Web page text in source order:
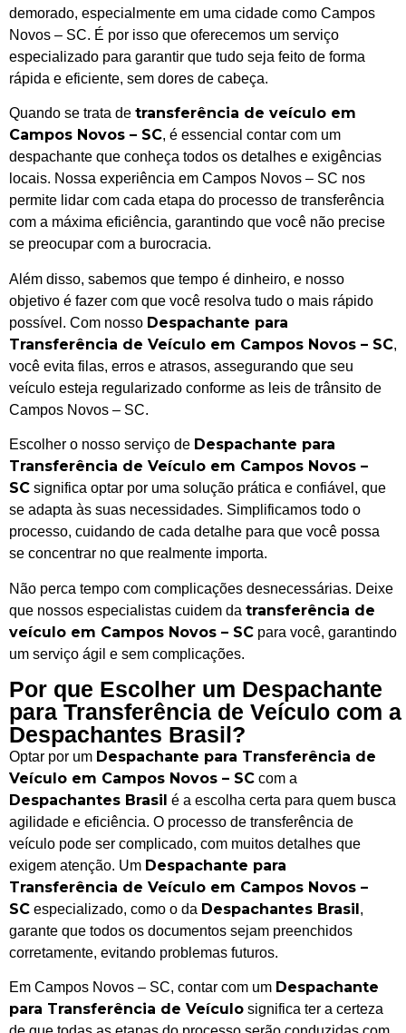
demorado, especialmente em uma cidade como Campos
Novos – SC. É por isso que oferecemos um serviço
especializado para garantir que tudo seja feito de forma
rápida e eficiente, sem dores de cabeça.
Quando se trata de transferência de veículo em
Campos Novos – SC, é essencial contar com um
despachante que conheça todos os detalhes e exigências
locais. Nossa experiência em Campos Novos – SC nos
permite lidar com cada etapa do processo de transferência
com a máxima eficiência, garantindo que você não precise
se preocupar com a burocracia.
Além disso, sabemos que tempo é dinheiro, e nosso
objetivo é fazer com que você resolva tudo o mais rápido
possível. Com nosso Despachante para
Transferência de Veículo em Campos Novos – SC,
você evita filas, erros e atrasos, assegurando que seu
veículo esteja regularizado conforme as leis de trânsito de
Campos Novos – SC.
Escolher o nosso serviço de Despachante para
Transferência de Veículo em Campos Novos –
SC significa optar por uma solução prática e confiável, que
se adapta às suas necessidades. Simplificamos todo o
processo, cuidando de cada detalhe para que você possa
se concentrar no que realmente importa.
Não perca tempo com complicações desnecessárias. Deixe
que nossos especialistas cuidem da transferência de
veículo em Campos Novos – SC para você, garantindo
um serviço ágil e sem complicações.
Por que Escolher um Despachante
para Transferência de Veículo com a
Despachantes Brasil?
Optar por um Despachante para Transferência de
Veículo em Campos Novos – SC com a
Despachantes Brasil é a escolha certa para quem busca
agilidade e eficiência. O processo de transferência de
veículo pode ser complicado, com muitos detalhes que
exigem atenção. Um Despachante para
Transferência de Veículo em Campos Novos –
SC especializado, como o da Despachantes Brasil,
garante que todos os documentos sejam preenchidos
corretamente, evitando problemas futuros.
Em Campos Novos – SC, contar com um Despachante
para Transferência de Veículo significa ter a certeza